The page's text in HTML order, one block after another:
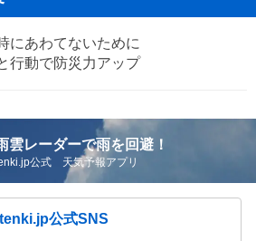
にあわてないために
行動で防災力アップ
雲レーダーで雨を回避！
公式 天気予報アプリ
tenki.jp公式SNS